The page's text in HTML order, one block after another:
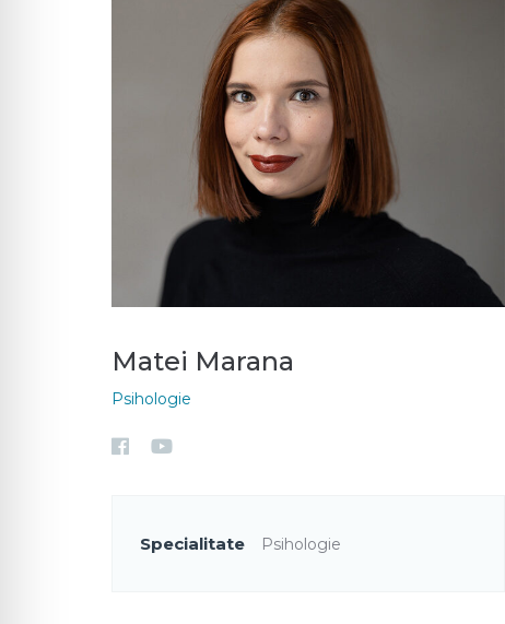
Matei Marana
Psihologie
Specialitate Psihologie